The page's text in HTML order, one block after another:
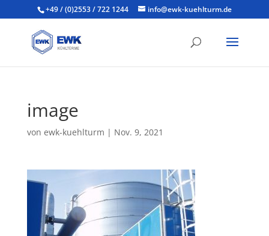
+49 / (0)2553 / 722 1244 info@ewk-kuehlturm.de
image
von ewk-kuehlturm | Nov. 9, 2021